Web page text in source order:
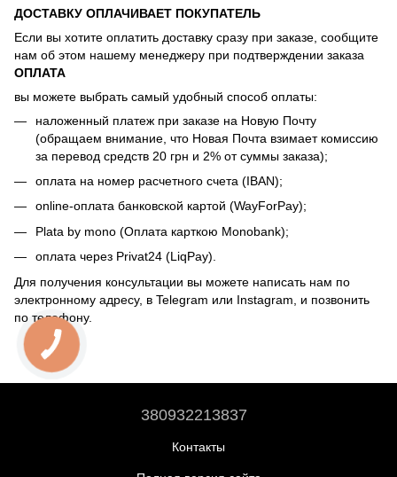
ДОСТАВКУ ОПЛАЧИВАЕТ ПОКУПАТЕЛЬ
Если вы хотите оплатить доставку сразу при заказе, сообщите
нам об этом нашему менеджеру при подтверждении заказа
ОПЛАТА
вы можете выбрать самый удобный способ оплаты:
наложенный платеж при заказе на Новую Почту
(обращаем внимание, что Новая Почта взимает комиссию
за перевод средств 20 грн и 2% от суммы заказа);
оплата на номер расчетного счета (IBAN);
online-оплата банковской картой (WayForPay);
Plata by mono (Оплата карткою Monobank);
оплата через Privat24 (LiqPay).
Для получения консультации вы можете написать нам по
электронному адресу, в Telegram или Instagram, и позвонить
по телефону.
380932213837
Контакты